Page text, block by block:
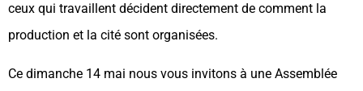
ceux qui travaillent décident directement de comment la
production et la cité sont organisées.
Ce dimanche 14 mai nous vous invitons à une Assemblée